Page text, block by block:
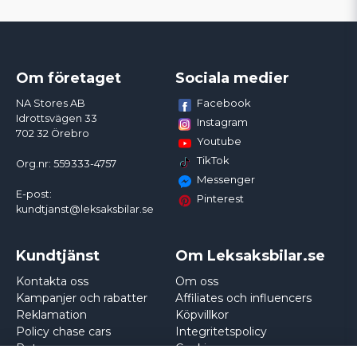
Om företaget
NA Stores AB
Idrottsvägen 33
702 32 Örebro
Org.nr: 559333-4757
E-post:
kundtjanst@leksaksbilar.se
Sociala medier
Facebook
Instagram
Youtube
TikTok
Messenger
Pinterest
Kundtjänst
Kontakta oss
Kampanjer och rabatter
Reklamation
Policy chase cars
Returnera
Om Leksaksbilar.se
Om oss
Affiliates och influencers
Köpvillkor
Integritetspolicy
Cookies